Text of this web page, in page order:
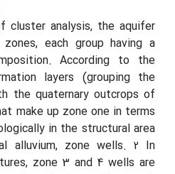
cluster analysis, the aquifer
each group having a
According to the
layers (grouping the
the quaternary outcrops of
make up zone one in terms
in the structural area
alluvium, zone wells. 2 In
zone 3 and 4 wells are